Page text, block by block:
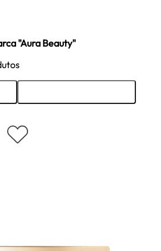
"Aura Beauty"